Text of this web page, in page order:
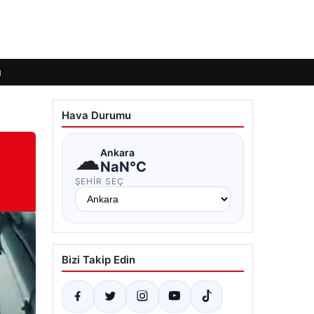
Hava Durumu
☁Ankara
NaN°C
ŞEHIR SEÇ
Bizi Takip Edin